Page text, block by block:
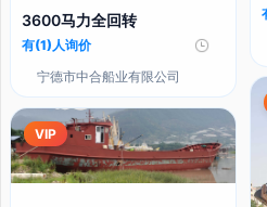
3600马力全回转
有(1)人询价
宁德市中合船业有限公司
VIP